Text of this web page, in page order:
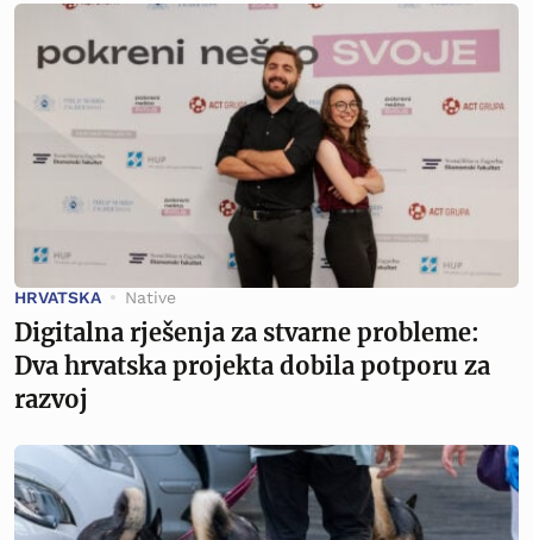
HRVATSKA Native
Digitalna rješenja za stvarne probleme:
Dva hrvatska projekta dobila potporu za
razvoj